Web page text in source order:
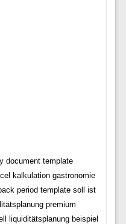
document template
kalkulation gastronomie
period template soll ist
premium
liquiditätsplanung beispiel